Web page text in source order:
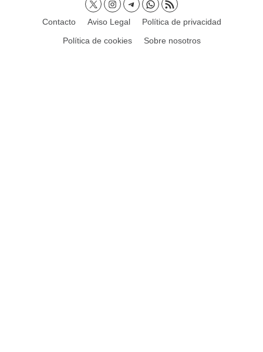
Contacto Aviso Legal
Política de privacidad
Política de cookies
Sobre nosotros